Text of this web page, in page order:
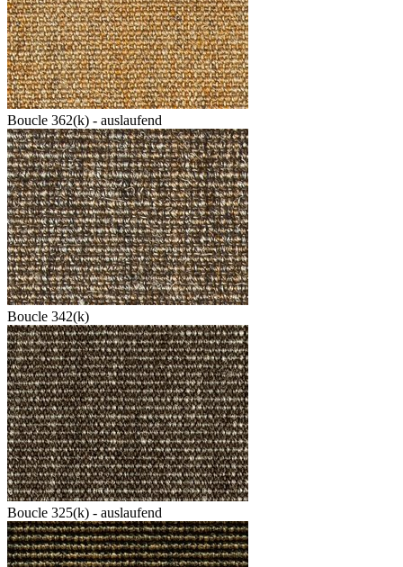
Boucle 362(k) - auslaufend
Boucle 342(k)
Boucle 325(k) - auslaufend